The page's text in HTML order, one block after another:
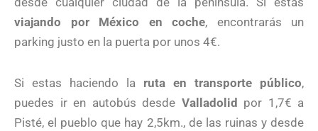
viajando por México en coche, encontrarás un
parking justo en la puerta por unos 4€.
Si estas haciendo la ruta en transporte público,
puedes ir en autobús desde Valladolid por 1,7€ a
Pisté, el pueblo que hay 2,5km., de las ruinas y desde